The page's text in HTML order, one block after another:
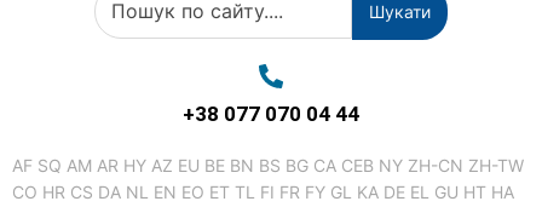
Шукати
+38 077 070 04 44
AF SQ AM AR HY AZ EU BE BN BS BG CA CEB NY ZH-CN ZH-TW
CO HR CS DA NL EN EO ET TL FI FR FY GL KA DE EL GU HT HA